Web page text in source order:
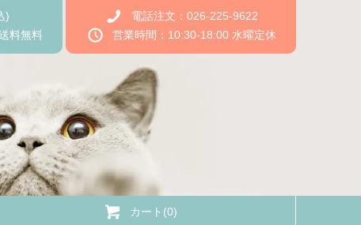
)
料無料
電話注文：026-225-9622
営業時間：10:30-18:00 水曜定休
カート(0)